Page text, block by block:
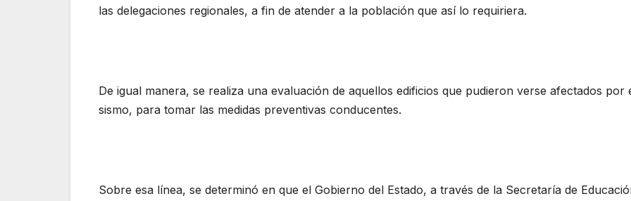
las delegaciones regionales, a fin de atender a la población que así lo requiriera.
De igual manera, se realiza una evaluación de aquellos edificios que pudieron verse afectados por
sismo, para tomar las medidas preventivas conducentes.
Sobre esa línea, se determinó en que el Gobierno del Estado, a través de la Secretaría de